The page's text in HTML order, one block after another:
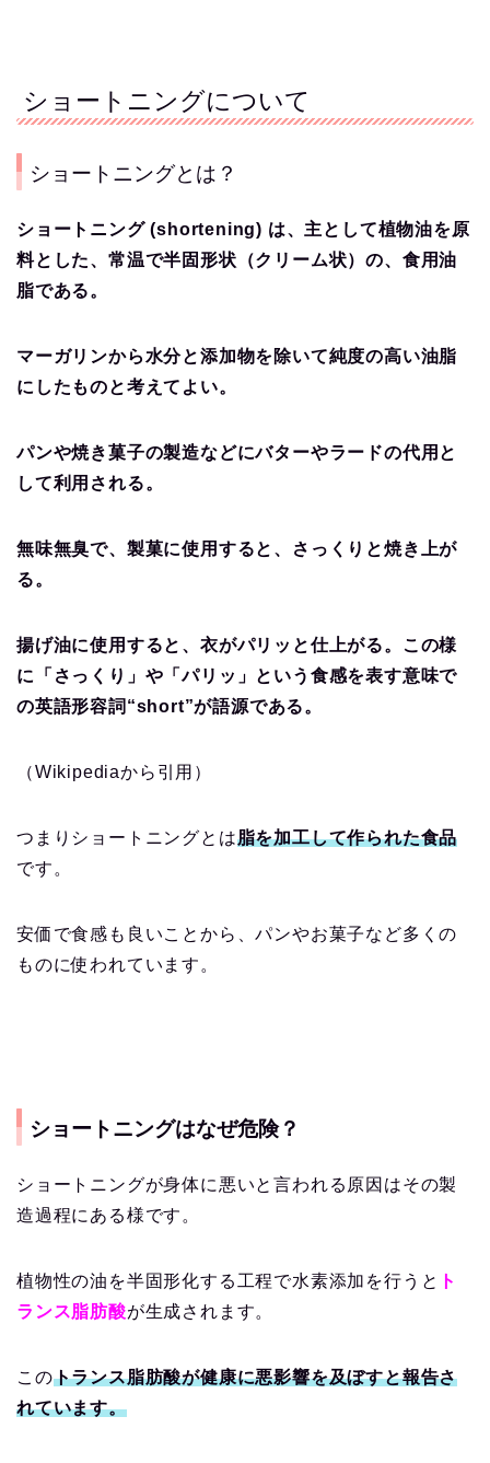
ショートニングについて
ショートニングとは？
ショートニング (shortening) は、主として植物油を原
料とした、常温で半固形状（クリーム状）の、食用油
脂である。
マーガリンから水分と添加物を除いて純度の高い油脂
にしたものと考えてよい。
パンや焼き菓子の製造などにバターやラードの代用と
して利用される。
無味無臭で、製菓に使用すると、さっくりと焼き上が
る。
揚げ油に使用すると、衣がパリッと仕上がる。この様
に「さっくり」や「パリッ」という食感を表す意味で
の英語形容詞“short”が語源である。
（Wikipediaから引用）
つまりショートニングとは脂を加工して作られた食品
です。
安価で食感も良いことから、パンやお菓子など多くの
ものに使われています。
ショートニングはなぜ危険？
ショートニングが身体に悪いと言われる原因はその製
造過程にある様です。
植物性の油を半固形化する工程で水素添加を行うと ト
ランス脂肪酸が生成されます。
このトランス脂肪酸が健康に悪影響を及ぼすと報告さ
れています。